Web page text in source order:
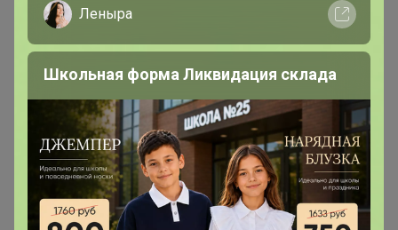
Chydo_chydnoe
Магистр
В теме "У SA*VA*GE - Шикарный ТРИКОТАЖ !
коллекция FW' 25 на складе - количество
ограничено ! + ОБУВЬ"
28 октября, 2024 17:32
Леныра
Школьная форма Ликвидация склада